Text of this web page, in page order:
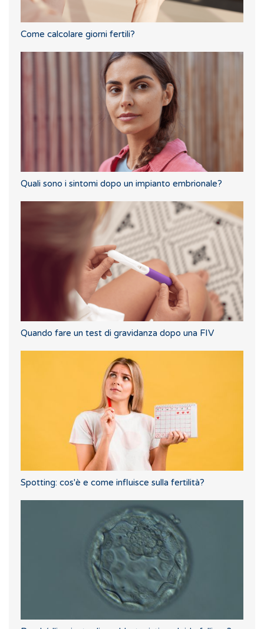
Come calcolare giorni fertili?
Quali sono i sintomi dopo un impianto embrionale?
Quando fare un test di gravidanza dopo una FIV
Spotting: cos'è e come influisce sulla fertilità?